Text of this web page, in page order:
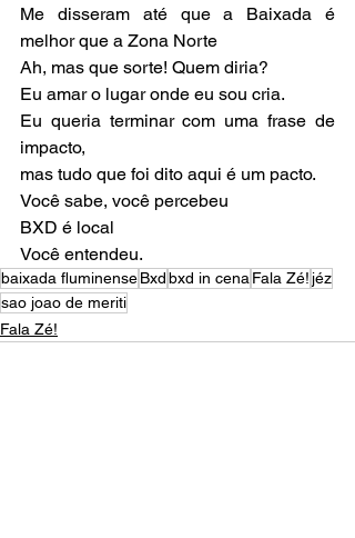
Me disseram até que a Baixada é
melhor que a Zona Norte
Ah, mas que sorte! Quem diria?
Eu amar o lugar onde eu sou cria.
Eu queria terminar com uma frase de
impacto,
mas tudo que foi dito aqui é um pacto.
Você sabe, você percebeu
BXD é local
Você entendeu.
baixada fluminenseBxdbxd in cena Fala Zé! jéz
sao joao de meriti
Fala Zé!